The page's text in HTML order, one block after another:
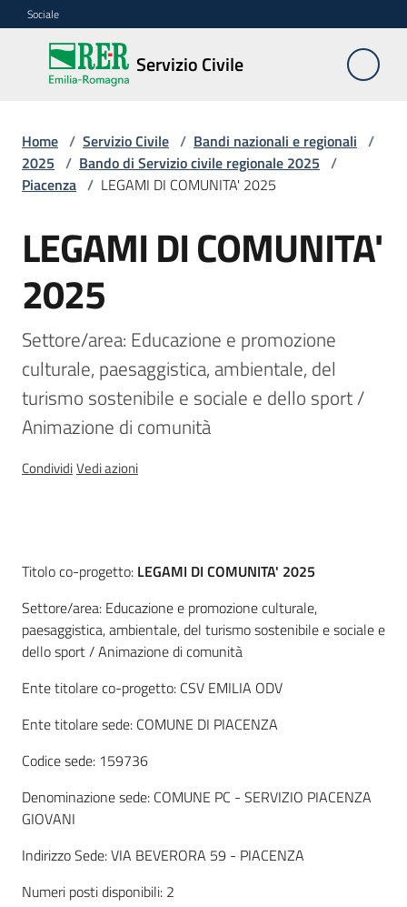
Vai al contenuto
Vai alla navigazione
Vai al footer
Sociale
Servizio Civile
Servizio
Civile
Cos'è
partecipare
Bandi
nazionali
regionali
Menu selezionato
Elenco
regionale
Enti
SCR
Argomenti
Novità
Progetti
Home / Servizio Civile / Bandi nazionali e regionali /
2025 / Bando di Servizio civile regionale 2025 /
Piacenza / LEGAMI DI COMUNITA' 2025
Salta al contenuto
LEGAMI DI COMUNITA'
2025
Settore/area: Educazione e promozione
culturale, paesaggistica, ambientale, del
turismo sostenibile e sociale e dello sport /
Animazione di comunità
CondividiVedi azioni
Descrizione
Titolo co-progetto: LEGAMI DI COMUNITA' 2025
Settore/area: Educazione e promozione culturale,
paesaggistica, ambientale, del turismo sostenibile e sociale e
dello sport / Animazione di comunità
Ente titolare co-progetto: CSV EMILIA ODV
Ente titolare sede: COMUNE DI PIACENZA
Codice sede: 159736
Denominazione sede: COMUNE PC - SERVIZIO PIACENZA
GIOVANI
Indirizzo Sede: VIA BEVERORA 59 - PIACENZA
Numeri posti disponibili: 2